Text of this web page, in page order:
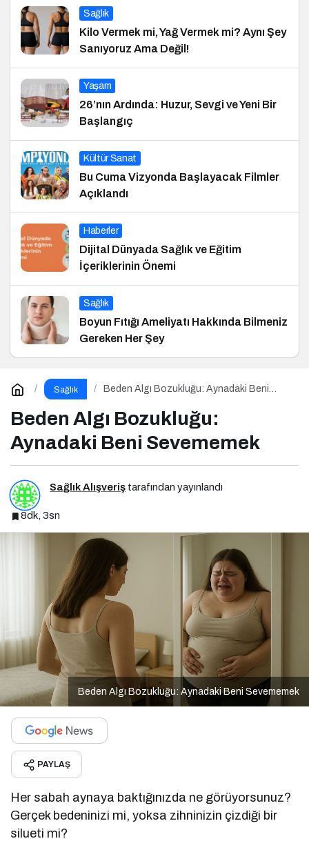
Sağlık
Kilo Vermek mi, Yağ Vermek mi? Aynı Şey
Sanıyoruz Ama Değil!
Yaşam
26’nın Ardında: Huzur, Sevgi ve Yeni Bir
Başlangıç
Kültür Sanat
Bu Cuma Vizyonda Başlayacak Filmler
Açıklandı
Haberler
Dijital Dünyada Sağlık ve Eğitim
İçeriklerinin Önemi
Sağlık
Boyun Fıtığı Ameliyatı Hakkında Bilmeniz
Gereken Her Şey
Sağlık
Beden Algı Bozukluğu: Aynadaki Beni
Beden Algı Bozukluğu:
Aynadaki Beni Sevememek
Sağlık Alışveriş tarafından yayınlandı
8dk, 3sn
Beden Algı Bozukluğu: Aynadaki Beni Sevememek
PAYLAŞ
Her sabah aynaya baktığınızda ne görüyorsunuz?
Gerçek bedeninizi mi, yoksa zihninizin çizdiği bir
silueti mi?